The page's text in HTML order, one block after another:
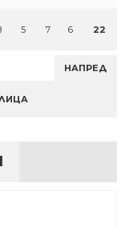
5 7 6 22
НАПРЕД